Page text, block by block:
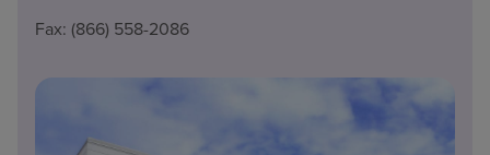
Fax: (866) 558-2086